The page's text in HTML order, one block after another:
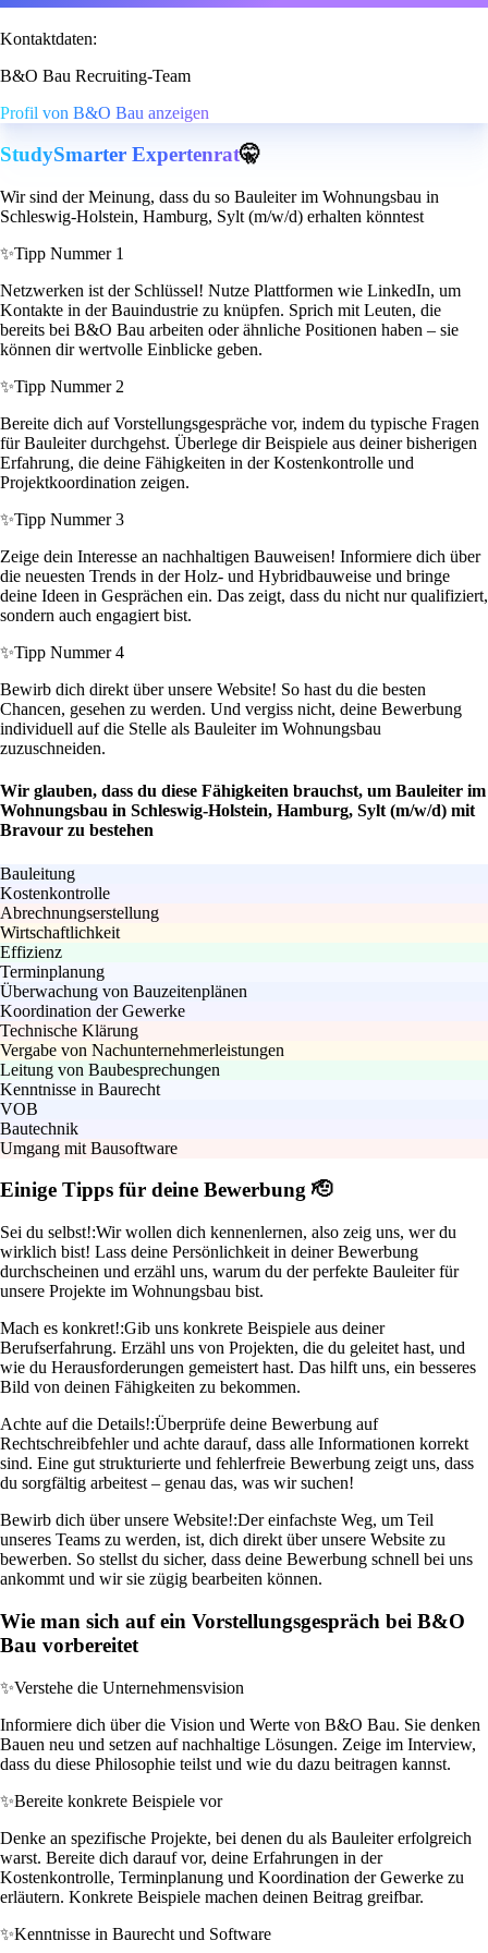
Kontaktdaten:
B&O Bau Recruiting-Team
Profil von B&O Bau anzeigen
StudySmarter Expertenrat🤫
Wir sind der Meinung, dass du so Bauleiter im Wohnungsbau in
Schleswig-Holstein, Hamburg, Sylt (m/w/d) erhalten könntest
✨Tipp Nummer 1
Netzwerken ist der Schlüssel! Nutze Plattformen wie LinkedIn, um
Kontakte in der Bauindustrie zu knüpfen. Sprich mit Leuten, die
bereits bei B&O Bau arbeiten oder ähnliche Positionen haben – sie
können dir wertvolle Einblicke geben.
✨Tipp Nummer 2
Bereite dich auf Vorstellungsgespräche vor, indem du typische Fragen
für Bauleiter durchgehst. Überlege dir Beispiele aus deiner bisherigen
Erfahrung, die deine Fähigkeiten in der Kostenkontrolle und
Projektkoordination zeigen.
✨Tipp Nummer 3
Zeige dein Interesse an nachhaltigen Bauweisen! Informiere dich über
die neuesten Trends in der Holz- und Hybridbauweise und bringe
deine Ideen in Gesprächen ein. Das zeigt, dass du nicht nur qualifiziert,
sondern auch engagiert bist.
✨Tipp Nummer 4
Bewirb dich direkt über unsere Website! So hast du die besten
Chancen, gesehen zu werden. Und vergiss nicht, deine Bewerbung
individuell auf die Stelle als Bauleiter im Wohnungsbau
zuzuschneiden.
Wir glauben, dass du diese Fähigkeiten brauchst, um Bauleiter im
Wohnungsbau in Schleswig-Holstein, Hamburg, Sylt (m/w/d) mit
Bravour zu bestehen
Bauleitung
Kostenkontrolle
Abrechnungserstellung
Wirtschaftlichkeit
Effizienz
Terminplanung
Überwachung von Bauzeitenplänen
Koordination der Gewerke
Technische Klärung
Vergabe von Nachunternehmerleistungen
Leitung von Baubesprechungen
Kenntnisse in Baurecht
VOB
Bautechnik
Umgang mit Bausoftware
Einige Tipps für deine Bewerbung 🫡
Sei du selbst!:Wir wollen dich kennenlernen, also zeig uns, wer du
wirklich bist! Lass deine Persönlichkeit in deiner Bewerbung
durchscheinen und erzähl uns, warum du der perfekte Bauleiter für
unsere Projekte im Wohnungsbau bist.
Mach es konkret!:Gib uns konkrete Beispiele aus deiner
Berufserfahrung. Erzähl uns von Projekten, die du geleitet hast, und
wie du Herausforderungen gemeistert hast. Das hilft uns, ein besseres
Bild von deinen Fähigkeiten zu bekommen.
Achte auf die Details!:Überprüfe deine Bewerbung auf
Rechtschreibfehler und achte darauf, dass alle Informationen korrekt
sind. Eine gut strukturierte und fehlerfreie Bewerbung zeigt uns, dass
du sorgfältig arbeitest – genau das, was wir suchen!
Bewirb dich über unsere Website!:Der einfachste Weg, um Teil
unseres Teams zu werden, ist, dich direkt über unsere Website zu
bewerben. So stellst du sicher, dass deine Bewerbung schnell bei uns
ankommt und wir sie zügig bearbeiten können.
Wie man sich auf ein Vorstellungsgespräch bei B&O
Bau vorbereitet
✨Verstehe die Unternehmensvision
Informiere dich über die Vision und Werte von B&O Bau. Sie denken
Bauen neu und setzen auf nachhaltige Lösungen. Zeige im Interview,
dass du diese Philosophie teilst und wie du dazu beitragen kannst.
✨Bereite konkrete Beispiele vor
Denke an spezifische Projekte, bei denen du als Bauleiter erfolgreich
warst. Bereite dich darauf vor, deine Erfahrungen in der
Kostenkontrolle, Terminplanung und Koordination der Gewerke zu
erläutern. Konkrete Beispiele machen deinen Beitrag greifbar.
✨Kenntnisse in Baurecht und Software